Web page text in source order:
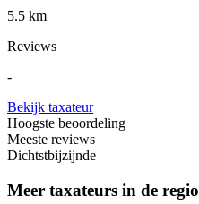
5.5 km
Reviews
-
Bekijk taxateur
Hoogste beoordeling
Meeste reviews
Dichtstbijzijnde
Meer taxateurs in de regio